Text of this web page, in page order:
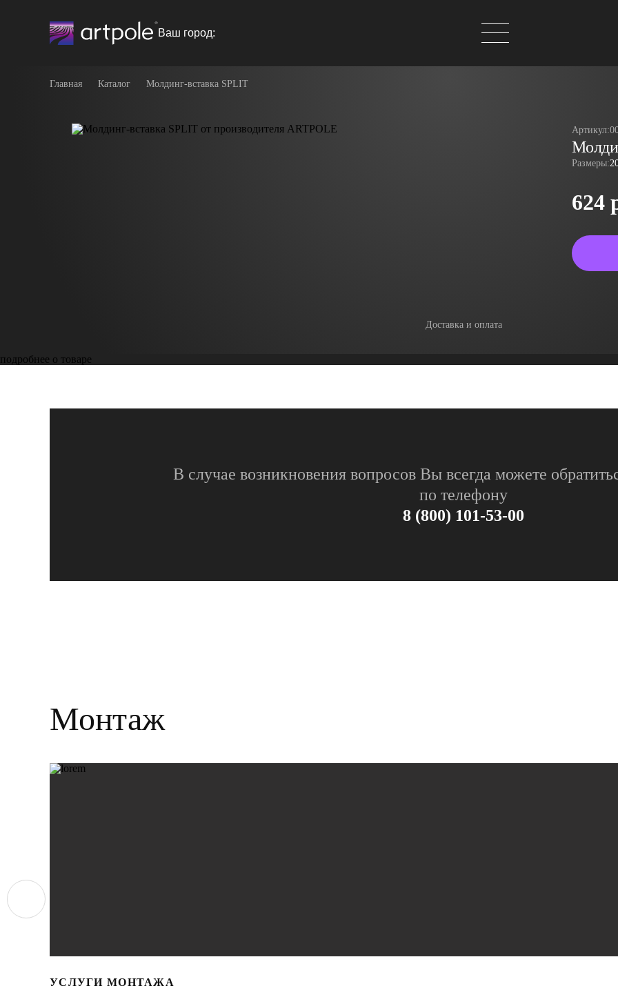
Ваш город:
Главная Каталог Молдинг-вставка SPLIT
Артикул:
Размеры:
624
Доставка и оплата
подробнее о товаре
В случае возникновения вопросов Вы всегда можете
по телефону
8 (800) 101-53-00
Монтаж
УСЛУГИ МОНТАЖА